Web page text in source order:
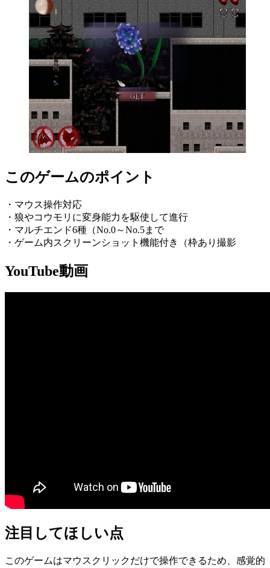
このゲームのポイント
・マウス操作対応
・狼やコウモリに変身能力を駆使して進行
・マルチエンド6種（No.0～No.5まで
・ゲーム内スクリーンショット機能付き（枠あり撮影
YouTube動画
注目してほしい点
このゲームはマウスクリックだけで操作できるため、感覚的